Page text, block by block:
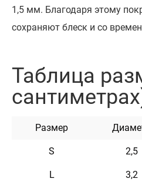
1,5 мм. Благодаря этому
сохраняют блеск и со
Адресник крепится на
кольца, которое идет в
полировки, при которой
образом, чтобы
Вашего питомца.
Таблица
Размер
S 2,5
L 3,2